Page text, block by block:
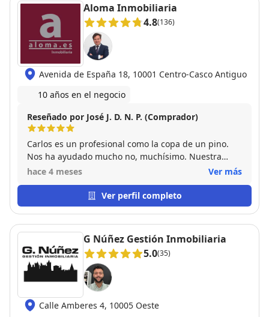
Aloma Inmobiliaria
4.8(136)
Avenida de España 18, 10001 Centro-Casco Antiguo
10 años en el negocio
Reseñado por José J. D. N. P. (Comprador)
Carlos es un profesional como la copa de un pino.
Nos ha ayudado mucho no, muchísimo. Nuestra
experiencia con el ha sido la mejor que cabría
persona, dispuesta a ayudarte en lo que sea y
siempre con una sonrisa. Como compradores en este
que teníamos y fueron surgiendo pero allí estaba
Carlos para asesorar. No hay palabras para describir
lo encantados que estamos. Muchísimas gracias de
corazón!
hace 4 meses Ver más
Ver perfil completo
G Núñez Gestión Inmobiliaria
5.0(35)
Calle Amberes 4, 10005 Oeste